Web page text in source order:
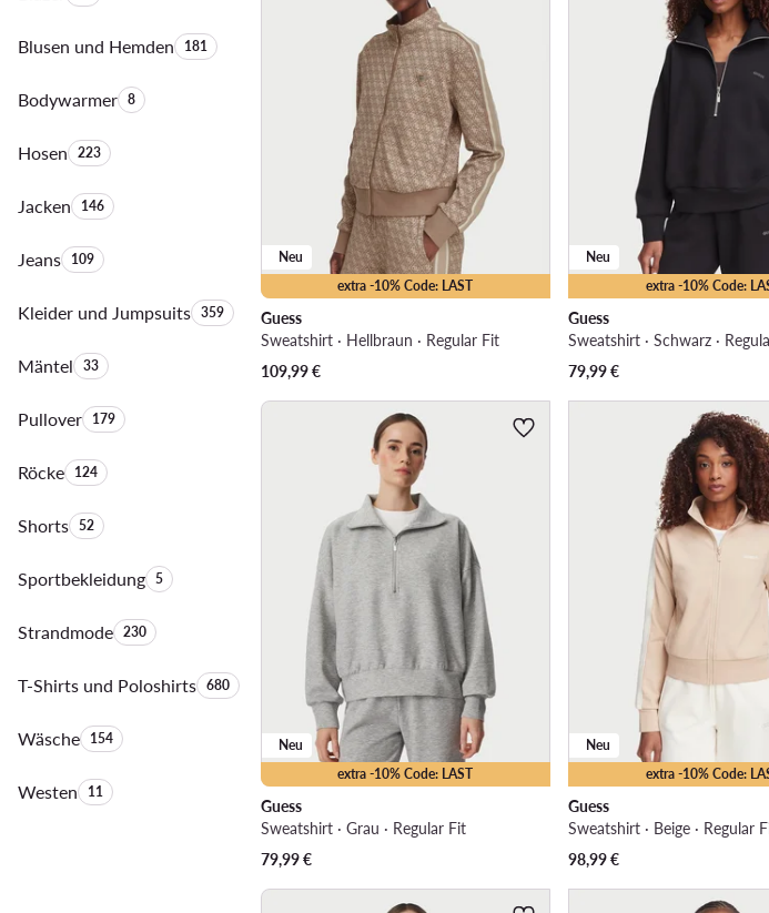
Blusen und HemdenAnzahl der Produkte:
181
BodywarmerAnzahl der Produkte:
8
HosenAnzahl der Produkte:
223
JackenAnzahl der Produkte:
146
JeansAnzahl der Produkte:
109
Kleider und JumpsuitsAnzahl der Produkte:
359
MäntelAnzahl der Produkte:
33
PulloverAnzahl der Produkte:
179
RöckeAnzahl der Produkte:
124
ShortsAnzahl der Produkte:
52
SportbekleidungAnzahl der Produkte:
5
StrandmodeAnzahl der Produkte:
230
T-Shirts und PoloshirtsAnzahl der Produkte:
680
WäscheAnzahl der Produkte:
154
WestenAnzahl der Produkte:
11
extra -10% Code: LAST
Neu
Guess
Sweatshirt · Hellbraun · Regular Fit
109,99€
extra -10% Code:
Neu
Guess
Sweatshirt · Schwarz ·
79,99€
extra -10% Code: LAST
Neu
Guess
Sweatshirt · Grau · Regular Fit
79,99€
extra -10% Code:
Neu
Guess
Sweatshirt · Beige · Regular
98,99€